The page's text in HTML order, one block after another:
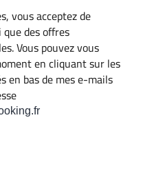
vous acceptez de
des offres
Vous pouvez vous
en cliquant sur les
en bas de mes e-mails